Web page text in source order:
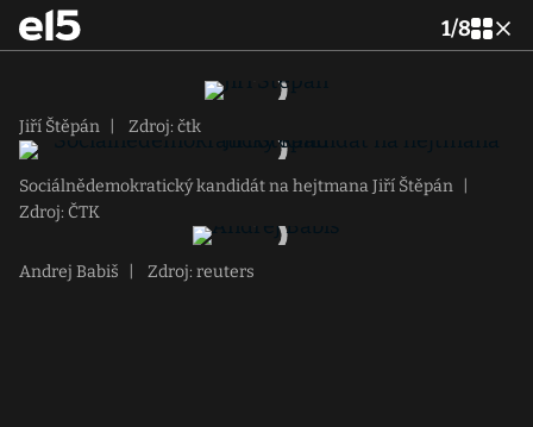
1/8
Jiří Štěpán Zdroj: čtk
Sociálnědemokratický kandidát na hejtmana Jiří Štěpán
Zdroj: ČTK
Andrej Babiš Zdroj: reuters